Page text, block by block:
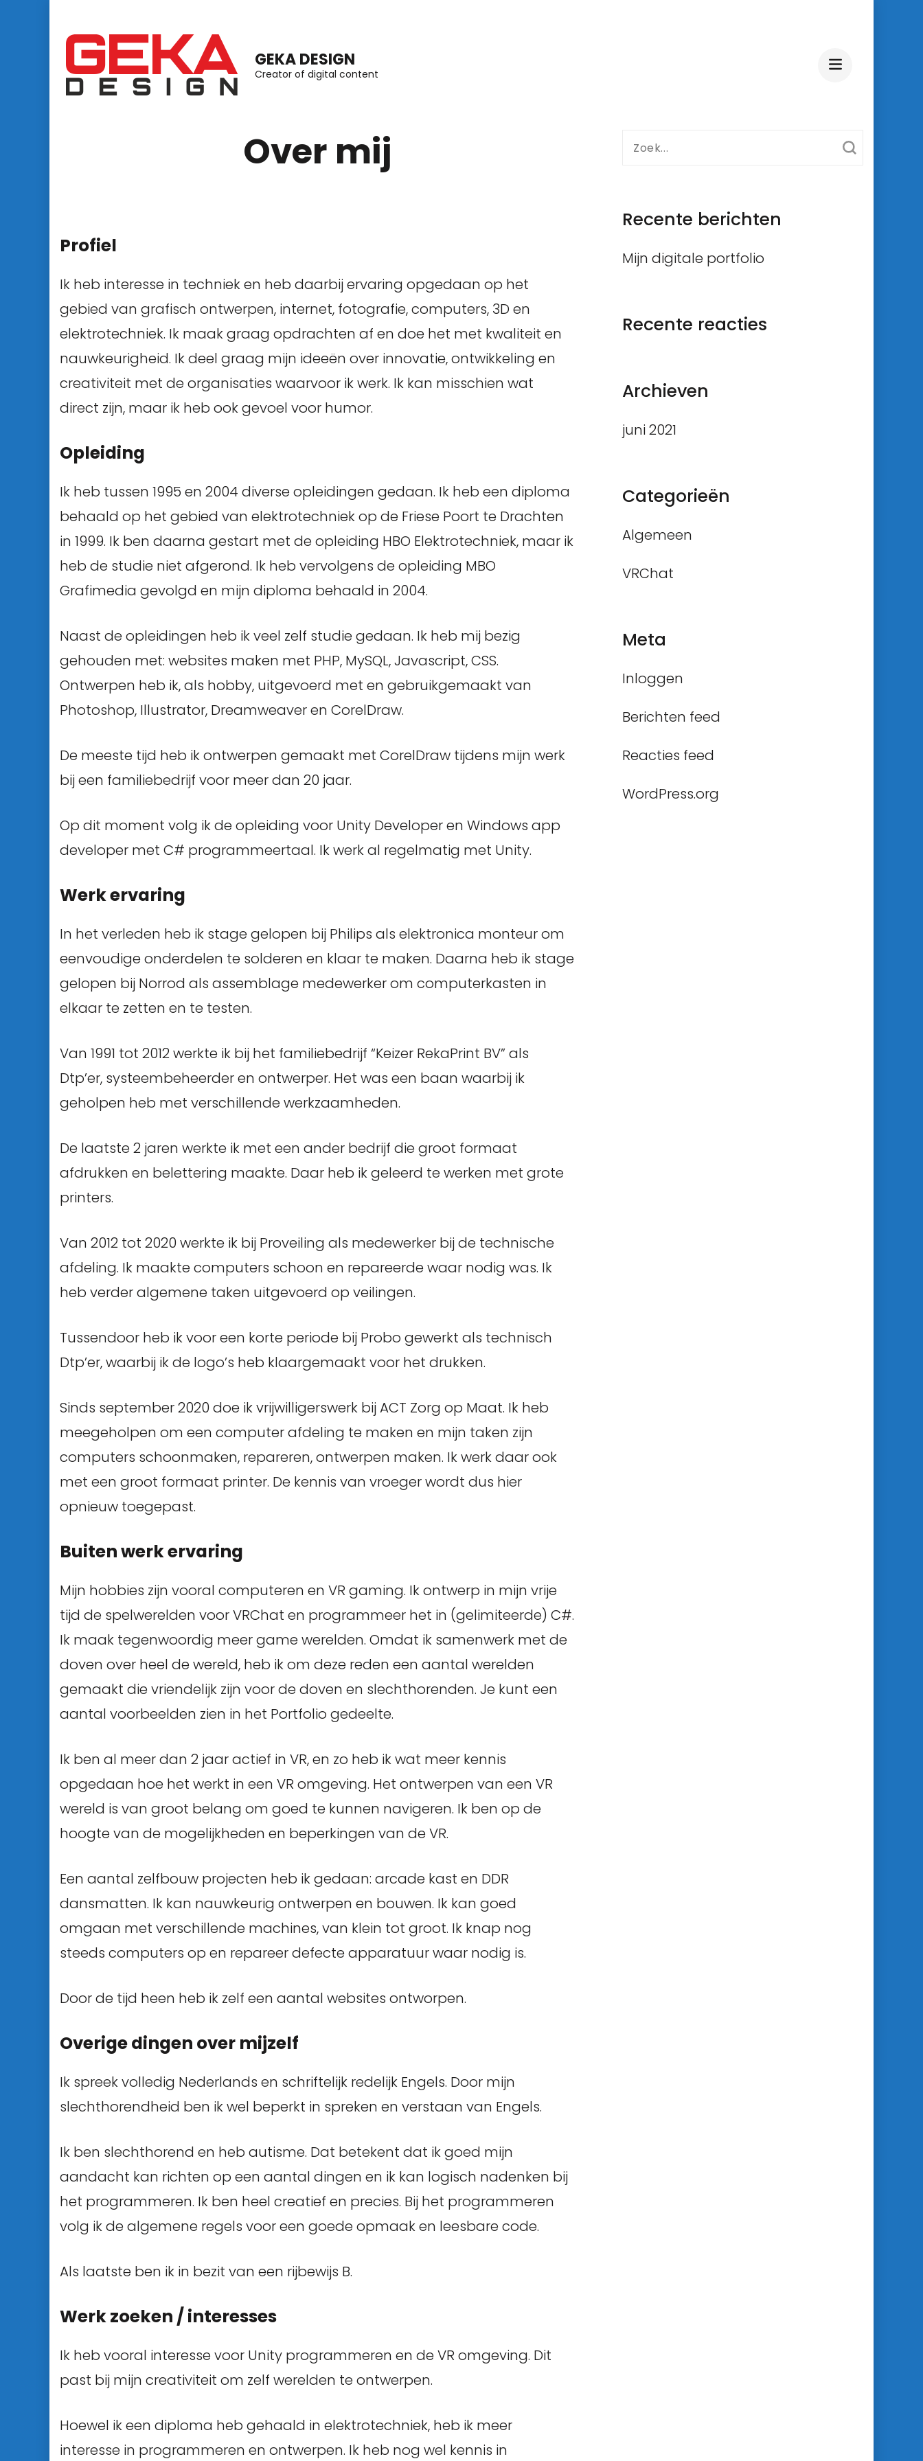
naar
inhoud
(Druk
GEKA DESIGN
Creator of digital content
Over mij
Profiel
Ik heb interesse in techniek en heb daarbij ervaring opgedaan op het
gebied van grafisch ontwerpen, internet, fotografie, computers, 3D en
elektrotechniek. Ik maak graag opdrachten af en doe het met kwaliteit en
nauwkeurigheid. Ik deel graag mijn ideeën over innovatie, ontwikkeling en
creativiteit met de organisaties waarvoor ik werk. Ik kan misschien wat
direct zijn, maar ik heb ook gevoel voor humor.
Opleiding
Ik heb tussen 1995 en 2004 diverse opleidingen gedaan. Ik heb een diploma
behaald op het gebied van elektrotechniek op de Friese Poort te Drachten
in 1999. Ik ben daarna gestart met de opleiding HBO Elektrotechniek, maar ik
heb de studie niet afgerond. Ik heb vervolgens de opleiding MBO
Grafimedia gevolgd en mijn diploma behaald in 2004.
Naast de opleidingen heb ik veel zelf studie gedaan. Ik heb mij bezig
gehouden met: websites maken met PHP, MySQL, Javascript, CSS.
Ontwerpen heb ik, als hobby, uitgevoerd met en gebruikgemaakt van
Photoshop, Illustrator, Dreamweaver en CorelDraw.
De meeste tijd heb ik ontwerpen gemaakt met CorelDraw tijdens mijn werk
bij een familiebedrijf voor meer dan 20 jaar.
Op dit moment volg ik de opleiding voor Unity Developer en Windows app
developer met C# programmeertaal. Ik werk al regelmatig met Unity.
Werk ervaring
In het verleden heb ik stage gelopen bij Philips als elektronica monteur om
eenvoudige onderdelen te solderen en klaar te maken. Daarna heb ik stage
gelopen bij Norrod als assemblage medewerker om computerkasten in
elkaar te zetten en te testen.
Van 1991 tot 2012 werkte ik bij het familiebedrijf “Keizer RekaPrint BV” als
Dtp’er, systeembeheerder en ontwerper. Het was een baan waarbij ik
geholpen heb met verschillende werkzaamheden.
De laatste 2 jaren werkte ik met een ander bedrijf die groot formaat
afdrukken en belettering maakte. Daar heb ik geleerd te werken met grote
printers.
Van 2012 tot 2020 werkte ik bij Proveiling als medewerker bij de technische
afdeling. Ik maakte computers schoon en repareerde waar nodig was. Ik
heb verder algemene taken uitgevoerd op veilingen.
Tussendoor heb ik voor een korte periode bij Probo gewerkt als technisch
Dtp’er, waarbij ik de logo’s heb klaargemaakt voor het drukken.
Sinds september 2020 doe ik vrijwilligerswerk bij ACT Zorg op Maat. Ik heb
meegeholpen om een computer afdeling te maken en mijn taken zijn
computers schoonmaken, repareren, ontwerpen maken. Ik werk daar ook
met een groot formaat printer. De kennis van vroeger wordt dus hier
opnieuw toegepast.
Buiten werk ervaring
Mijn hobbies zijn vooral computeren en VR gaming. Ik ontwerp in mijn vrije
tijd de spelwerelden voor VRChat en programmeer het in (gelimiteerde) C#.
Ik maak tegenwoordig meer game werelden. Omdat ik samenwerk met de
doven over heel de wereld, heb ik om deze reden een aantal werelden
gemaakt die vriendelijk zijn voor de doven en slechthorenden. Je kunt een
aantal voorbeelden zien in het Portfolio gedeelte.
Ik ben al meer dan 2 jaar actief in VR, en zo heb ik wat meer kennis
opgedaan hoe het werkt in een VR omgeving. Het ontwerpen van een VR
wereld is van groot belang om goed te kunnen navigeren. Ik ben op de
hoogte van de mogelijkheden en beperkingen van de VR.
Een aantal zelfbouw projecten heb ik gedaan: arcade kast en DDR
dansmatten. Ik kan nauwkeurig ontwerpen en bouwen. Ik kan goed
omgaan met verschillende machines, van klein tot groot. Ik knap nog
steeds computers op en repareer defecte apparatuur waar nodig is.
Door de tijd heen heb ik zelf een aantal websites ontworpen.
Overige dingen over mijzelf
Ik spreek volledig Nederlands en schriftelijk redelijk Engels. Door mijn
slechthorendheid ben ik wel beperkt in spreken en verstaan van Engels.
Ik ben slechthorend en heb autisme. Dat betekent dat ik goed mijn
aandacht kan richten op een aantal dingen en ik kan logisch nadenken bij
het programmeren. Ik ben heel creatief en precies. Bij het programmeren
volg ik de algemene regels voor een goede opmaak en leesbare code.
Als laatste ben ik in bezit van een rijbewijs B.
Werk zoeken / interesses
Ik heb vooral interesse voor Unity programmeren en de VR omgeving. Dit
past bij mijn creativiteit om zelf werelden te ontwerpen.
Hoewel ik een diploma heb gehaald in elektrotechniek, heb ik meer
interesse in programmeren en ontwerpen. Ik heb nog wel kennis in
Zoek
Recente berichten
Mijn digitale portfolio
Recente reacties
Archieven
juni 2021
Categorieën
Algemeen
VRChat
Meta
Inloggen
Berichten feed
Reacties feed
WordPress.org